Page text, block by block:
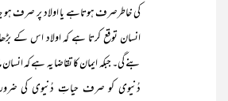
کی خاطرصرف ہوتاہے یا اولاد پر صرف ہو
انسان توقع کرتا ہے کہ اولاد اس کے
بنے گی۔ جبکہ ایمان کا تقاضا یہ ہے کہ
دُنیوی کو صرف حیاتِ دُنیوی کی